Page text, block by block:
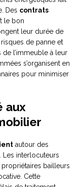
Des contrats
le bon
leur durée de
de panne et
l’immeuble à leur
s’organisent en
pour minimiser
aux
autour des
interlocuteurs
bailleurs
Cette